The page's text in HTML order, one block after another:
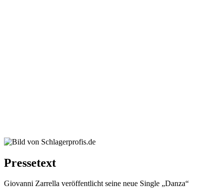
Pressetext
Giovanni Zarrella veröffentlicht seine neue Single „Danza“